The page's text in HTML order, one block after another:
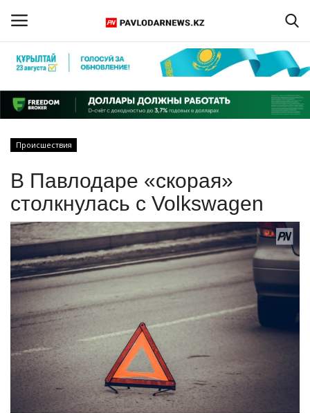
Регистрация
Главная
ПАВЛОДАРСКАЯ ОБЛАСТЬ
КАЗАХСТАН
МИР
СПЕЦПРОЕКТЫ
СПОРТ
Чек-лист
РАЗВЛЕЧЕНИЯ
Происшествия
В Павлодаре «скорая»
столкнулась с Volkswagen